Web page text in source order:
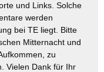
und Links. Solche
werden
bei TE liegt. Bitte
Mitternacht und
zu
Vielen Dank für Ihr